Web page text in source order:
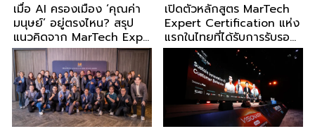
เมื่อ AI ครองเมือง ‘คุณค่า
มนุษย์’ อยู่ตรงไหน? สรุป
แนวคิดจาก MarTech Expo
2026
เปิดตัวหลักสูตร MarTech
Expert Certification แห่ง
แรกในไทยที่ได้รับการรับรอง
จากสมาคมเทคโนโลยีการ
ตลาดแห่งประเทศไทย
(MarTech Association
Thailand)